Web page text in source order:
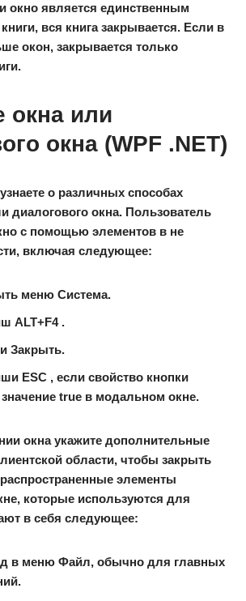
окно является единственным
вся книга закрывается. Если в
окон, закрывается только
окна или
окна (WPF .NET)
о различных способах
диалогового окна. Пользователь
с помощью элементов в не
включая следующее:
меню Система.
ALT+F4 .
Закрыть.
ESC , если свойство кнопки
значение true в модальном окне.
окна укажите дополнительные
области, чтобы закрыть
элементы
которые используются для
в себя следующее:
в меню Файл, обычно для главных